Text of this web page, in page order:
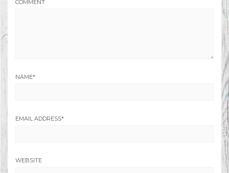
COMMENT
NAME*
EMAIL ADDRESS*
WEBSITE